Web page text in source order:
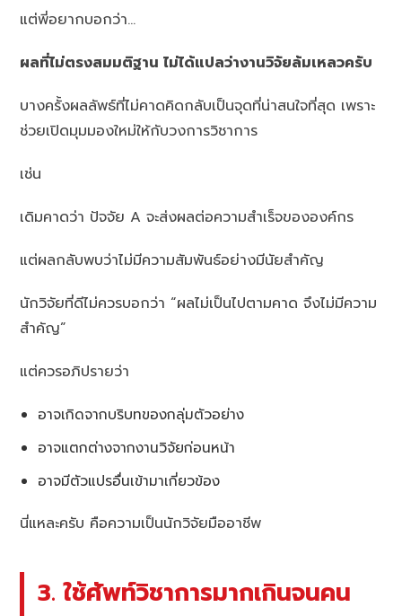
แต่พี่อยากบอกว่า…
ผลที่ไม่ตรงสมมติฐาน ไม่ได้แปลว่างานวิจัยล้มเหลวครับ
บางครั้งผลลัพธ์ที่ไม่คาดคิดกลับเป็นจุดที่น่าสนใจที่สุด เพราะ
ช่วยเปิดมุมมองใหม่ให้กับวงการวิชาการ
เช่น
เดิมคาดว่า ปัจจัย A จะส่งผลต่อความสำเร็จขององค์กร
แต่ผลกลับพบว่าไม่มีความสัมพันธ์อย่างมีนัยสำคัญ
นักวิจัยที่ดีไม่ควรบอกว่า “ผลไม่เป็นไปตามคาด จึงไม่มีความ
สำคัญ”
แต่ควรอภิปรายว่า
อาจเกิดจากบริบทของกลุ่มตัวอย่าง
อาจแตกต่างจากงานวิจัยก่อนหน้า
อาจมีตัวแปรอื่นเข้ามาเกี่ยวข้อง
นี่แหละครับ คือความเป็นนักวิจัยมืออาชีพ
3. ใช้ศัพท์วิชาการมากเกินจนคน